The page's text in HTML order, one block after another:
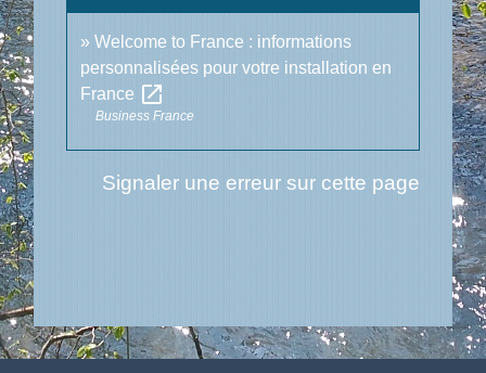
Welcome to France : informations
personnalisées pour votre installation en
France open_in_new
Business France
Signaler une erreur sur cette page